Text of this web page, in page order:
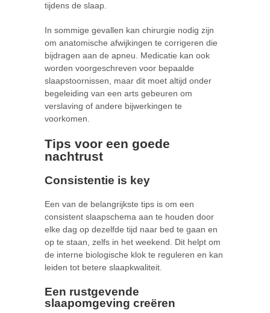
tijdens de slaap.
In sommige gevallen kan chirurgie nodig zijn
om anatomische afwijkingen te corrigeren die
bijdragen aan de apneu. Medicatie kan ook
worden voorgeschreven voor bepaalde
slaapstoornissen, maar dit moet altijd onder
begeleiding van een arts gebeuren om
verslaving of andere bijwerkingen te
voorkomen.
Tips voor een goede
nachtrust
Consistentie is key
Een van de belangrijkste tips is om een
consistent slaapschema aan te houden door
elke dag op dezelfde tijd naar bed te gaan en
op te staan, zelfs in het weekend. Dit helpt om
de interne biologische klok te reguleren en kan
leiden tot betere slaapkwaliteit.
Een rustgevende
slaapomgeving creëren